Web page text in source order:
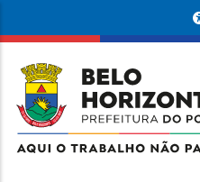
conteúdo
principal
da
Prefeitura
de